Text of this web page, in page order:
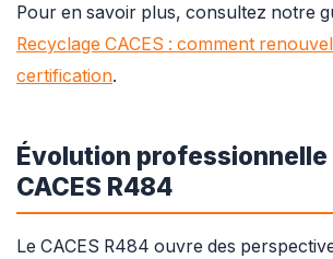
Pour en savoir plus, consultez notre
Recyclage CACES : comment
certification.
Évolution professionnelle
CACES R484
Le CACES R484 ouvre des